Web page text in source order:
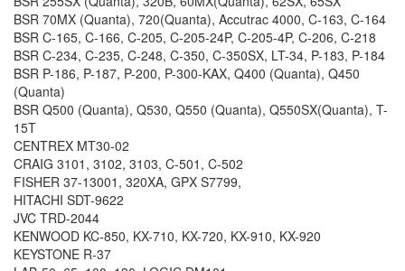
BSR 70MX (Quanta), 720(Quanta), Accutrac 4000, C-163, C-164
BSR C-165, C-166, C-205, C-205-24P, C-205-4P, C-206, C-218
BSR C-234, C-235, C-248, C-350, C-350SX, LT-34, P-183, P-184
BSR P-186, P-187, P-200, P-300-KAX, Q400 (Quanta), Q450
(Quanta)
BSR Q500 (Quanta), Q530, Q550 (Quanta), Q550SX(Quanta), T-
15T
CENTREX MT30-02
CRAIG 3101, 3102, 3103, C-501, C-502
FISHER 37-13001, 320XA, GPX S7799,
HITACHI SDT-9622
JVC TRD-2044
KENWOOD KC-850, KX-710, KX-720, KX-910, KX-920
KEYSTONE R-37